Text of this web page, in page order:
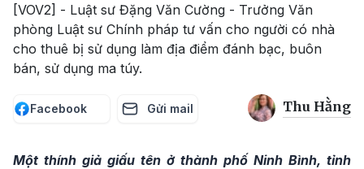
[VOV2] - Luật sư Đặng Văn Cường - Trưởng Văn
phòng Luật sư Chính pháp tư vấn cho người có nhà
cho thuê bị sử dụng làm địa điểm đánh bạc, buôn
bán, sử dụng ma túy.
Facebook Gửi mail Thu Hằng
Một thính giả giấu tên ở thành phố Ninh Bình, tỉnh